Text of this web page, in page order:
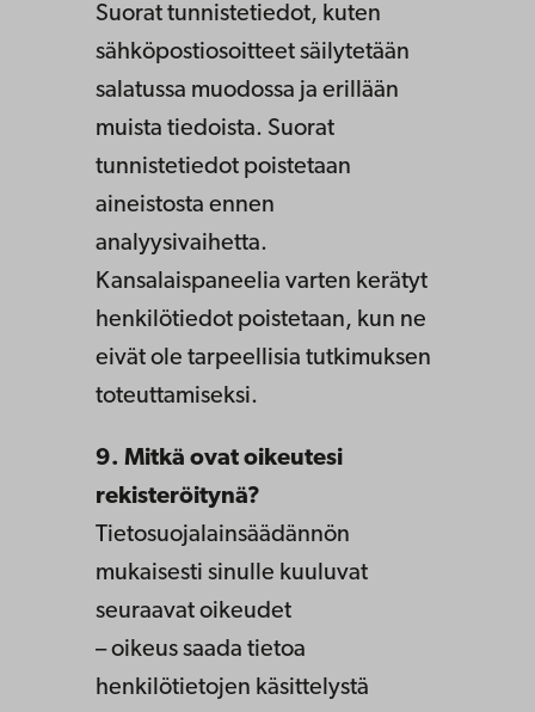
Suorat tunnistetiedot, kuten
sähköpostiosoitteet säilytetään
salatussa muodossa ja erillään
muista tiedoista. Suorat
tunnistetiedot poistetaan
aineistosta ennen
analyysivaihetta.
Kansalaispaneelia varten kerätyt
henkilötiedot poistetaan, kun ne
eivät ole tarpeellisia tutkimuksen
toteuttamiseksi.
9. Mitkä ovat oikeutesi
rekisteröitynä?
Tietosuojalainsäädännön
mukaisesti sinulle kuuluvat
seuraavat oikeudet
– oikeus saada tietoa
henkilötietojen käsittelystä